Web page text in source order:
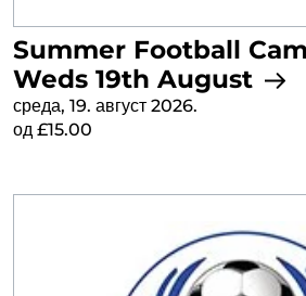
Summer Football
Weds 19th August
среда, 19. август 2026.
од £15.00